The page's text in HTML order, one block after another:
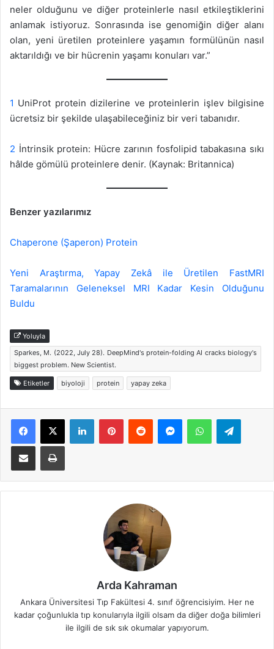
neler olduğunu ve diğer proteinlerle nasıl etkileştiklerini
anlamak istiyoruz. Sonrasında ise genomiğin diğer alanı
olan, yeni üretilen proteinlere yaşamın formülünün nasıl
aktarıldığı ve bir hücrenin yaşamı konuları var.”
1 UniProt protein dizilerine ve proteinlerin işlev bilgisine
ücretsiz bir şekilde ulaşabileceğiniz bir veri tabanıdır.
2 İntrinsik protein: Hücre zarının fosfolipid tabakasına sıkı
hâlde gömülü proteinlere denir. (Kaynak: Britannica)
Benzer yazılarımız
Chaperone (Şaperon) Protein
Yeni Araştırma, Yapay Zekâ ile Üretilen FastMRI
Taramalarının Geleneksel MRI Kadar Kesin Olduğunu
Buldu
Yoluyla
Sparkes, M. (2022, July 28). DeepMind's protein-folding AI cracks biology's
biggest problem. New Scientist.
Etiketler biyoloji protein yapay zeka
Facebook
X LinkedInPinterestReddit MessengerWhatsApp
E-Posta ile paylaş Yazdır
Arda Kahraman
Ankara Üniversitesi Tıp Fakültesi 4. sınıf öğrencisiyim. Her ne
kadar çoğunlukla tıp konularıyla ilgili olsam da diğer doğa bilimleri
ile ilgili de sık sık okumalar yapıyorum.